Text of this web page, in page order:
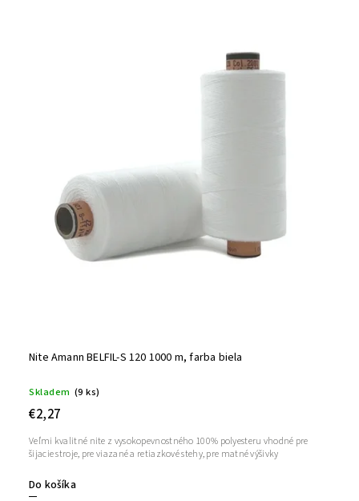
Nite Amann BELFIL-S 120 1000 m, farba biela
Skladem (9 ks)
€2,27
Do košíka
Veľmi kvalitné nite z vysokopevnostného 100% polyesteru vhodné pre
šijacie stroje, pre viazané a retiazkové stehy, pre matné výšivky